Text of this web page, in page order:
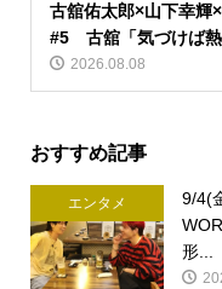
古舘佑太郎×山下幸輝
#5 古舘「気づけば熱
2026.08.08
おすすめ記事
エンタメ
9/4(
形...